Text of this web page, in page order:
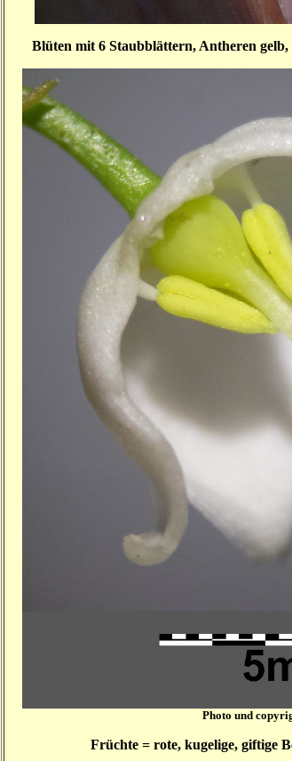
Blüten mit 6 Staubblättern, Antheren
Photo und
Früchte = rote, kugelige, giftige